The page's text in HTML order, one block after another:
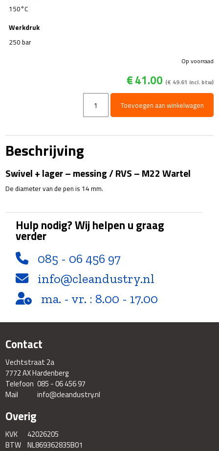
150°C
Werkdruk
250 bar
€41.00 (€ 49.61 incl. btw)
Op voorraad
lager
/
-
M22
Toevoegen aan winkelwagen
Beschrijving
Swivel + lager – messing / RVS – M22 Wartel
De diameter van de pen is 14 mm.
Hulp nodig? Wij helpen u graag
verder
085 - 06 456 97
info@cleandustry.nl
ma. - vr. : 8.00 - 17.00
Contact
Vechtstraat 2a
7772 AX Hardenberg
Telefoon 085 - 06 456 97
Mail
info@cleandustry.nl
Overig
KVK
42026205
BTW NL869362835B01